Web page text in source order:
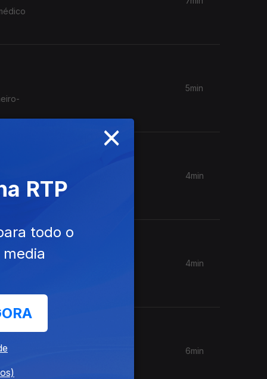
5min
da
4min
risco
4min
O
6min
×
RTP
todo o